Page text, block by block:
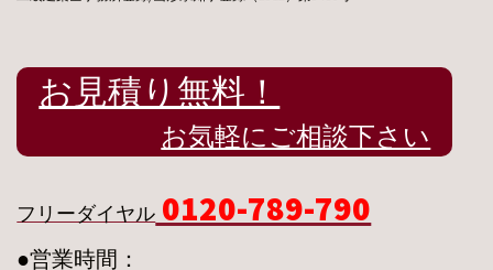
お見積り無料！
お気軽にご相談下さい
フリーダイヤル 0120-789-790
●営業時間：